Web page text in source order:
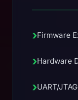
›Firmware
›Hardware
›UART/